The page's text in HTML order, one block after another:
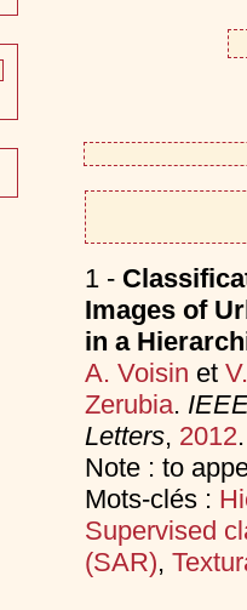
1 -
Images of
in a
A. Voisin et
Zerubia.
Letters, 2012.
Note : to
Mots-clés :
Supervised
(SAR),